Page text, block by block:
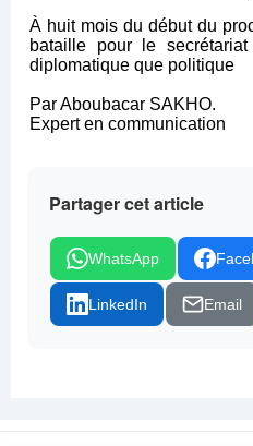
À huit mois du début du
bataille pour le
diplomatique que politique
Par Aboubacar SAKHO.
Expert en communication
Partager cet article
WhatsApp
LinkedIn Email